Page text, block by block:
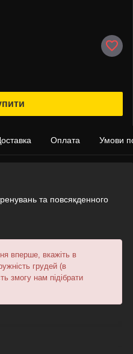
Оплата Умови
та повсякденного
вперше, вкажіть в
грудей (в
змогу нам підібрати